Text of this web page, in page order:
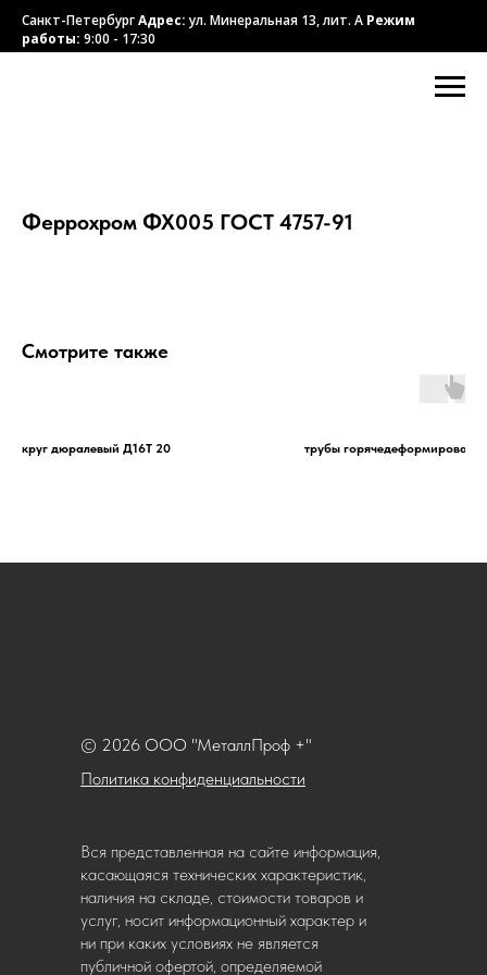
Санкт-ПетербургАдрес:ул. Минеральная 13, лит. А Режим
работы: 9:00 - 17:30
Феррохром ФХ005 ГОСТ 4757-91
Смотрите также
круг дюралевый Д16Т 20 трубы
Политика конфиденциальности
© 2026 ООО "МеталлПроф +"
Вся представленная на сайте информация,
касающаяся технических характеристик,
наличия на складе, стоимости товаров и
услуг, носит информационный характер и
ни при каких условиях не является
публичной офертой, определяемой